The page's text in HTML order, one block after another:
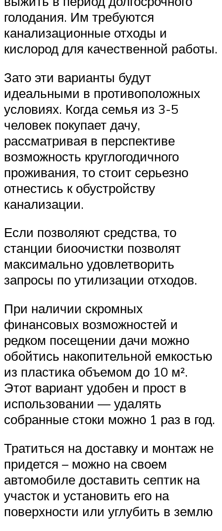
голодания. Им требуются
канализационные отходы и
кислород для качественной работы.
Зато эти варианты будут
идеальными в противоположных
условиях. Когда семья из 3-5
человек покупает дачу,
рассматривая в перспективе
возможность круглогодичного
проживания, то стоит серьезно
отнестись к обустройству
канализации.
Если позволяют средства, то
станции биоочистки позволят
максимально удовлетворить
запросы по утилизации отходов.
При наличии скромных
финансовых возможностей и
редком посещении дачи можно
обойтись накопительной емкостью
из пластика объемом до 10 м².
Этот вариант удобен и прост в
использовании — удалять
собранные стоки можно 1 раз в год.
Тратиться на доставку и монтаж не
придется – можно на своем
автомобиле доставить септик на
участок и установить его на
поверхности или углубить в землю